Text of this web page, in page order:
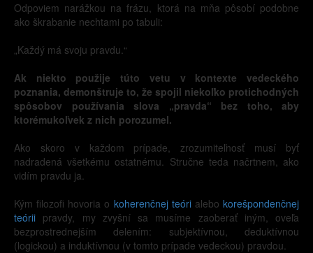
Odpoviem narážkou na frázu, ktorá na mňa pôsobí podobne
ako škrabanie nechtami po tabuli:
„Každý má svoju pravdu.“
Ak niekto použije túto vetu v kontexte vedeckého
poznania, demonštruje to, že spojil niekoľko protichodných
spôsobov používania slova „pravda“ bez toho, aby
ktorémukoľvek z nich porozumel.
Ako skoro v každom prípade, zrozumiteľnosť musí byť
nadradená všetkému ostatnému. Stručne teda načrtnem, ako
vidím pravdu ja.
Kým filozofi hovoria o koherenčnej teórialebokorešpondenčnej
teórii pravdy, my zvyšní sa musíme zaoberať iným, oveľa
bezprostrednejším delením: subjektívnou, deduktívnou
(logickou) a induktívnou (v tomto prípade vedeckou) pravdou.